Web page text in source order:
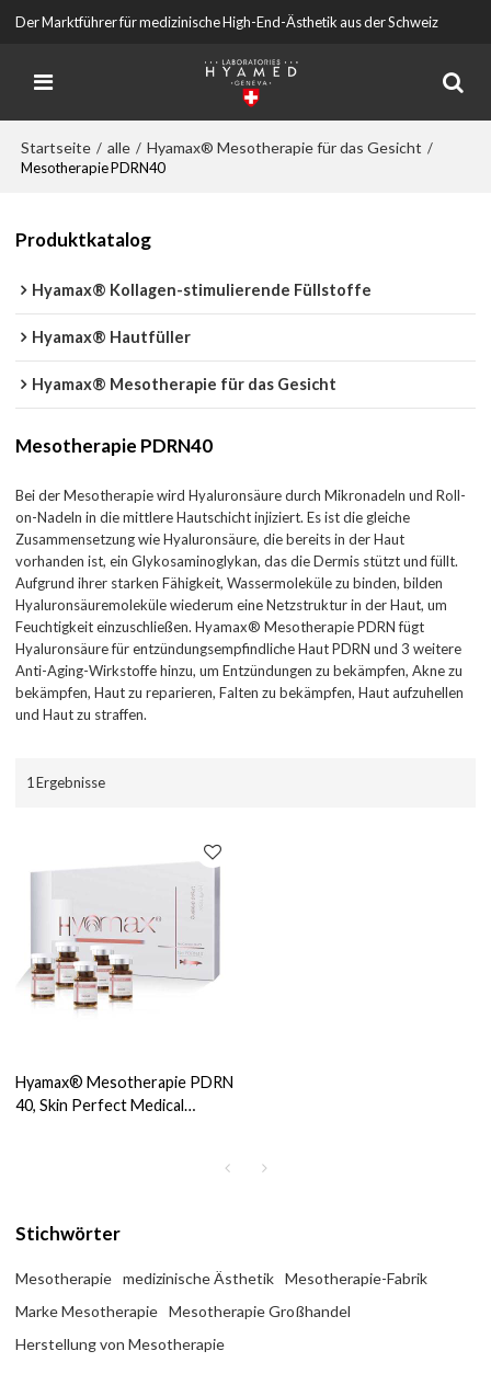
Der Marktführer für medizinische High-End-Ästhetik aus der Schweiz
Startseite / alle / Hyamax® Mesotherapie für das Gesicht /
Mesotherapie PDRN40
Produktkatalog
Hyamax® Kollagen-stimulierende Füllstoffe
Hyamax® Hautfüller
Hyamax® Mesotherapie für das Gesicht
Mesotherapie PDRN40
Bei der Mesotherapie wird Hyaluronsäure durch Mikronadeln und Roll-
on-Nadeln in die mittlere Hautschicht injiziert. Es ist die gleiche
Zusammensetzung wie Hyaluronsäure, die bereits in der Haut
vorhanden ist, ein Glykosaminoglykan, das die Dermis stützt und füllt.
Aufgrund ihrer starken Fähigkeit, Wassermoleküle zu binden, bilden
Hyaluronsäuremoleküle wiederum eine Netzstruktur in der Haut, um
Feuchtigkeit einzuschließen. Hyamax® Mesotherapie PDRN fügt
Hyaluronsäure für entzündungsempfindliche Haut PDRN und 3 weitere
Anti-Aging-Wirkstoffe hinzu, um Entzündungen zu bekämpfen, Akne zu
bekämpfen, Haut zu reparieren, Falten zu bekämpfen, Haut aufzuhellen
und Haut zu straffen.
1 Ergebnisse
Hyamax® Mesotherapie PDRN
40, Skin Perfect Medical
Stichwörter
Mesotherapie medizinische Ästhetik
Mesotherapie-Fabrik
Marke Mesotherapie
Mesotherapie Großhandel
Herstellung von Mesotherapie